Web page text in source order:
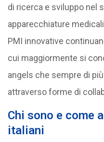
di ricerca e sviluppo nel
apparecchiature
PMI innovative
cui maggiormente si
angels che sempre di
attraverso forme di
Chi sono e come
italiani